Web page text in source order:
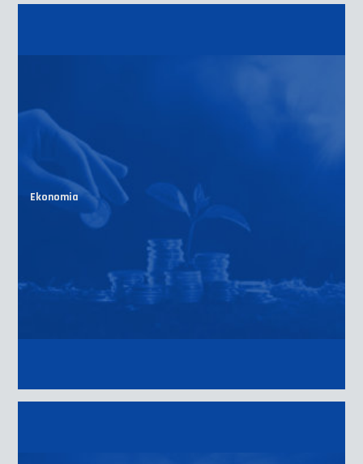
Ekonomia